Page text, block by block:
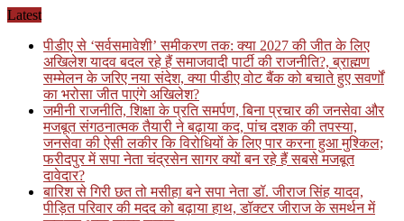
Skip
content
Latest
पीडीए से ‘सर्वसमावेशी’ समीकरण तक: क्या 2027 की जीत के लिए
अखिलेश यादव बदल रहे हैं समाजवादी पार्टी की राजनीति?, ब्राह्मण
सम्मेलन के जरिए नया संदेश, क्या पीडीए वोट बैंक को बचाते हुए सवर्णों
का भरोसा जीत पाएंगे अखिलेश?
जमीनी राजनीति, शिक्षा के प्रति समर्पण, बिना प्रचार की जनसेवा और
मजबूत संगठनात्मक तैयारी ने बढ़ाया कद, पांच दशक की तपस्या,
जनसेवा की ऐसी लकीर कि विरोधियों के लिए पार करना हुआ मुश्किल;
फरीदपुर में सपा नेता चंद्रसेन सागर क्यों बन रहे हैं सबसे मजबूत
दावेदार?
बारिश से गिरी छत तो मसीहा बने सपा नेता डॉ. जीराज सिंह यादव,
पीड़ित परिवार की मदद को बढ़ाया हाथ, डॉक्टर जीराज के समर्थन में